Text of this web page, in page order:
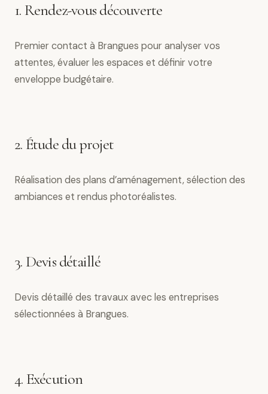
1. Rendez-vous découverte
Premier contact à Brangues pour analyser vos
attentes, évaluer les espaces et définir votre
enveloppe budgétaire.
2. Étude du projet
Réalisation des plans d’aménagement, sélection des
ambiances et rendus photoréalistes.
3. Devis détaillé
Devis détaillé des travaux avec les entreprises
sélectionnées à Brangues.
4. Exécution